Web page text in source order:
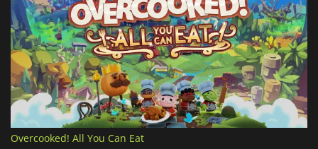
Overcooked! All You Can Eat